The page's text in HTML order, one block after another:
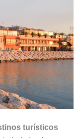
turísticos